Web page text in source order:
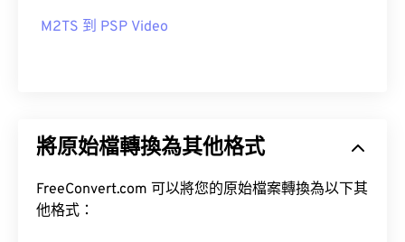
M2TS 到 PSP Video
將原始檔轉換為其他格式
FreeConvert.com 可以將您的原始檔案轉換為以下其
他格式：